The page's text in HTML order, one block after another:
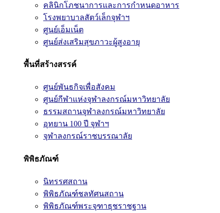
คลินิกโภชนาการและการกำหนดอาหาร
โรงพยาบาลสัตว์เล็กจุฬาฯ
ศูนย์เอ็มเน็ต
ศูนย์ส่งเสริมสุขภาวะผู้สูงอายุ
พื้นที่สร้างสรรค์
ศูนย์พันธกิจเพื่อสังคม
ศูนย์กีฬาแห่งจุฬาลงกรณ์มหาวิทยาลัย
ธรรมสถานจุฬาลงกรณ์มหาวิทยาลัย
อุทยาน 100 ปี จุฬาฯ
จุฬาลงกรณ์ราชบรรณาลัย
พิพิธภัณฑ์
นิทรรศสถาน
พิพิธภัณฑ์ชลทัศนสถาน
พิพิธภัณฑ์พระจุฑาธุชราชฐาน